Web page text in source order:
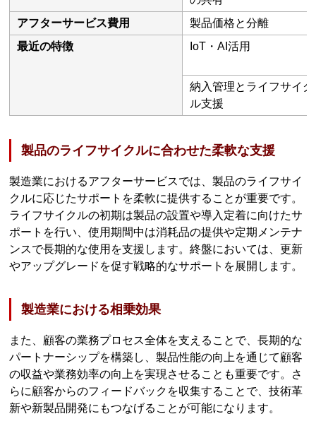
アフターサービス費用
製品価格と分離
最近の特徴
IoT・AI活用
納入管理とライフサイク
ル支援
製品のライフサイクルに合わせた柔軟な支援
製造業におけるアフターサービスでは、製品のライフサイ
クルに応じたサポートを柔軟に提供することが重要です。
ライフサイクルの初期は製品の設置や導入定着に向けたサ
ポートを行い、使用期間中は消耗品の提供や定期メンテナ
ンスで長期的な使用を支援します。終盤においては、更新
やアップグレードを促す戦略的なサポートを展開します。
製造業における相乗効果
また、顧客の業務プロセス全体を支えることで、長期的な
パートナーシップを構築し、製品性能の向上を通じて顧客
の収益や業務効率の向上を実現させることも重要です。さ
らに顧客からのフィードバックを収集することで、技術革
新や新製品開発にもつなげることが可能になります。